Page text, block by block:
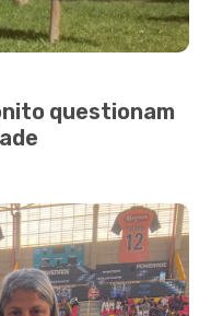
questionam